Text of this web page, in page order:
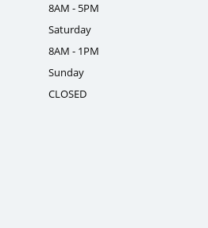
8AM - 5PM
Saturday
8AM - 1PM
Sunday
CLOSED